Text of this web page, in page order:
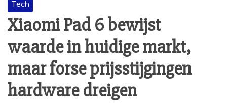
Tech
Xiaomi Pad 6 bewijst
waarde in huidige markt,
maar forse prijsstijgingen
hardware dreigen